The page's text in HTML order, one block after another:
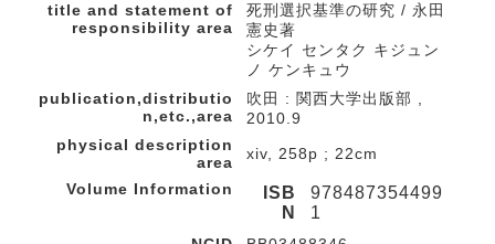
title and statement of
responsibility area
死刑選択基準の研究 / 永田
憲史著
シケイ センタク キジュン
ノ ケンキュウ
publication,distributio
n,etc.,area
吹田 : 関西大学出版部 ,
2010.9
physical description
area
xiv, 258p ; 22cm
Volume Information
ISB
N
978487354499
1